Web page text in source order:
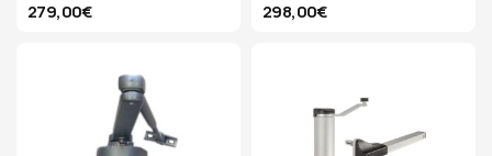
279,00€ 298,00€